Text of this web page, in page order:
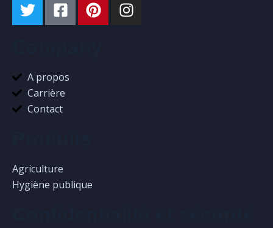
A propos
Carrière
Contact
Agriculture
Hygiène publique